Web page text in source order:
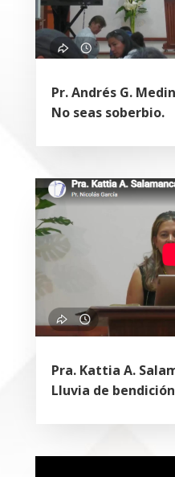
Pr. Andrés G.
No seas soberbio.
Pra. Kattia A.
Lluvia de